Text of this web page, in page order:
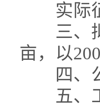
实际征
三、拟
亩，以
四、公
五、工